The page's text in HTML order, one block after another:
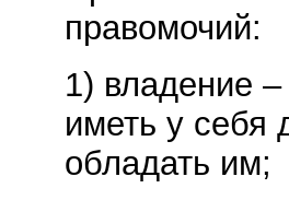
правомочий:
1) владение
иметь у себя
обладать им;